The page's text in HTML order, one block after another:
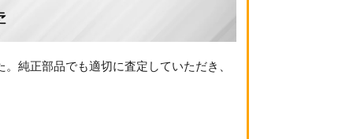
純正部品でも適切に査定していただき、